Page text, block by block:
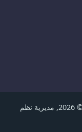
الجامعة العربية الخاصة للعلوم والتكنولوجيا © 2026, مديرية نظم